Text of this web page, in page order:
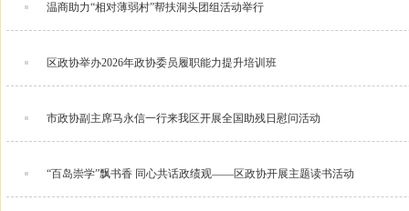
温商助力“相对薄弱村”帮扶洞头团组活动举行
区政协举办2026年政协委员履职能力提升培训班
市政协副主席马永信一行来我区开展全国助残日慰问活动
“百岛崇学”飘书香 同心共话政绩观——区政协开展主题读书活动